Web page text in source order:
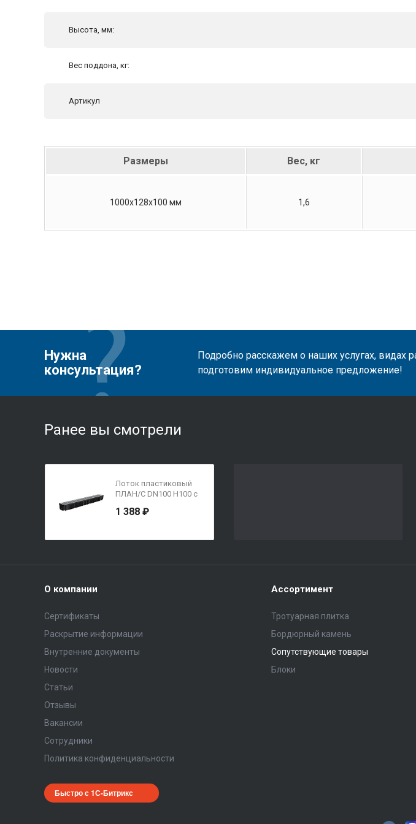
Высота, мм:
Вес поддона, кг:
Артикул
Размеры Вес, кг
1000х128х100 мм 1,6
Нужна
консультация?
Подробно расскажем о наших услугах, видах
подготовим индивидуальное предложение!
Ранее вы смотрели
Лоток пластиковый
ПЛАН/С DN100 H100 с
1 388 ₽
О компании
Сертификаты
Раскрытие информации
Внутренние документы
Новости
Статьи
Отзывы
Вакансии
Сотрудники
Политика конфиденциальности
Ассортимент
Тротуарная плитка
Бордюрный камень
Сопутствующие товары
Блоки
Быстро с 1С-Битрикс